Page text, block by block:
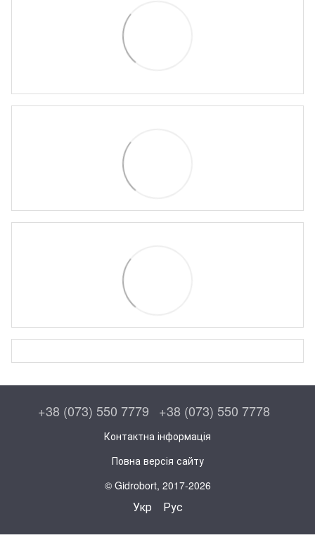
+38 (073) 550 7779 +38 (073) 550 7778
Контактна інформація
Повна версія сайту
© Gidrobort, 2017-2026
Укр Рус